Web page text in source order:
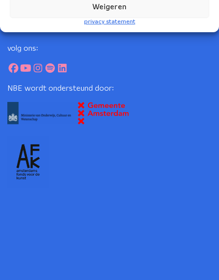
Weigeren
privacy statement
volg ons:
NBE wordt ondersteund door: